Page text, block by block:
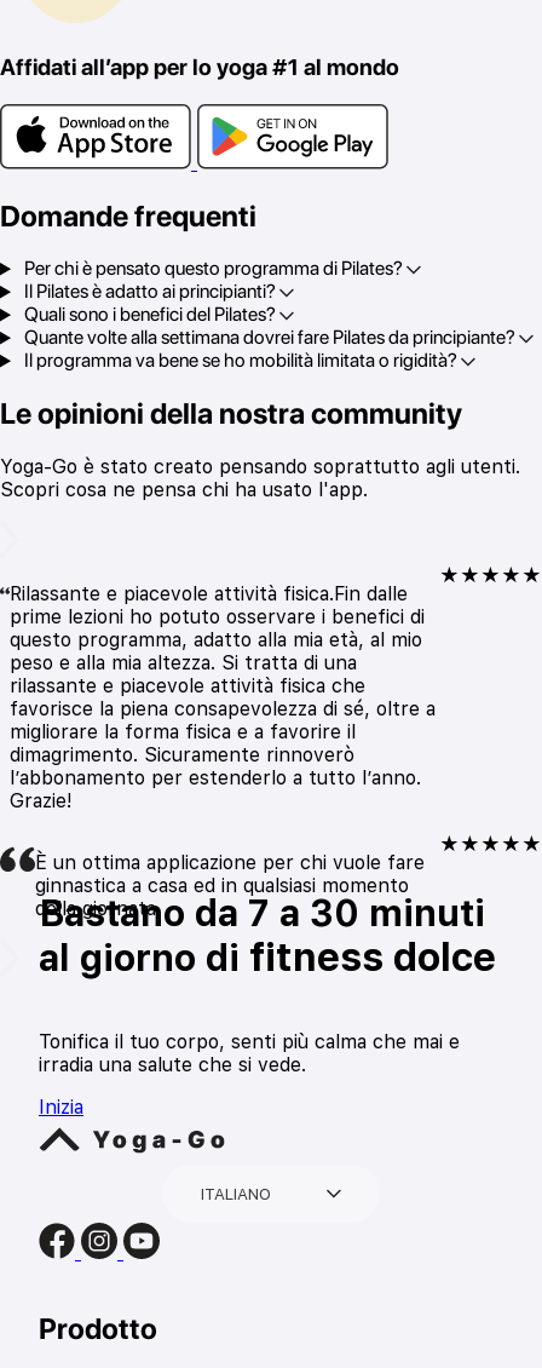
Affidati all’app per lo yoga#1 al mondo
Domande frequenti
Per chi è pensato questo programma di Pilates?
Il Pilates è adatto ai principianti?
Quali sono i benefici del Pilates?
Quante volte alla settimana dovrei fare Pilates da principiante?
Il programma va bene se ho mobilità limitata o rigidità?
Le opinioni della nostra community
Yoga-Go è stato creato pensando soprattutto agli utenti.
Scopri cosa ne pensa chi ha usato l'app.
Rilassante e piacevole attività fisica.Fin dalle
prime lezioni ho potuto osservare i benefici di
questo programma, adatto alla mia età, al mio
peso e alla mia altezza. Si tratta di una
rilassante e piacevole attività fisica che
favorisce la piena consapevolezza di sé, oltre a
migliorare la forma fisica e a favorire il
dimagrimento. Sicuramente rinnoverò
l’abbonamento per estenderlo a tutto l’anno.
Grazie!
★★★★★
È un ottima applicazione per chi vuole fare
ginnastica a casa ed in qualsiasi momento
della giornata
★★★★★
Bastano da 7 a 30 minuti
al giorno di fitness dolce
Tonifica il tuo corpo, senti più calma che mai e
irradia una salute che si vede.
Inizia
ITALIANO
Prodotto